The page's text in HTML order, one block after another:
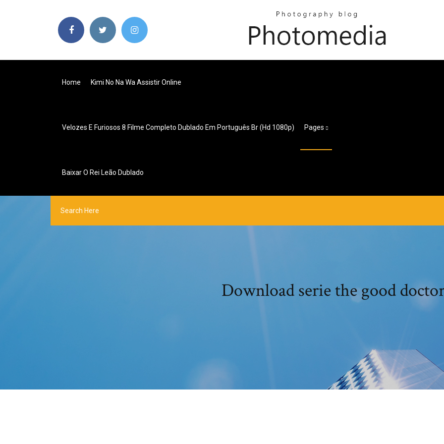
Home Kimi No Na Wa Assistir Online
Velozes E Furiosos 8 Filme Completo Dublado Em Português Br (hd 1080p) Pages
Baixar O Rei Leão Dublado
Download serie the good